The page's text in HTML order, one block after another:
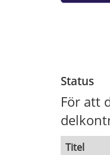
Status
För att
Titel